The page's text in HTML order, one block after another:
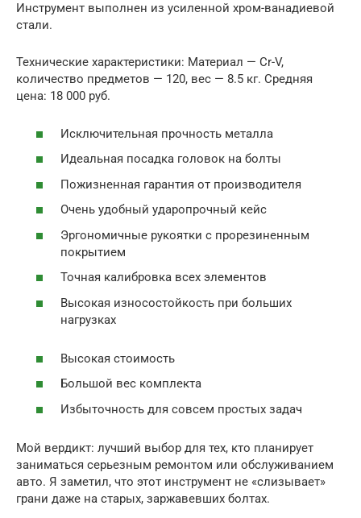
Инструмент выполнен из усиленной хром-ванадиевой
стали.
Технические характеристики: Материал — Cr-V,
количество предметов — 120, вес — 8.5 кг. Средняя
цена: 18 000 руб.
Исключительная прочность металла
Идеальная посадка головок на болты
Пожизненная гарантия от производителя
Очень удобный ударопрочный кейс
Эргономичные рукоятки с прорезиненным
покрытием
Точная калибровка всех элементов
Высокая износостойкость при больших
нагрузках
Высокая стоимость
Большой вес комплекта
Избыточность для совсем простых задач
Мой вердикт: лучший выбор для тех, кто планирует
заниматься серьезным ремонтом или обслуживанием
авто. Я заметил, что этот инструмент не «слизывает»
грани даже на старых, заржавевших болтах.